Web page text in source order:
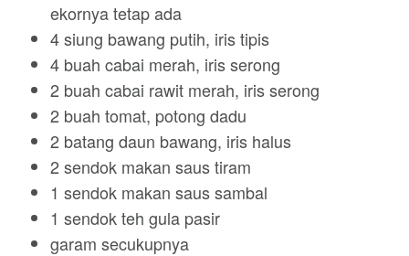
ekornya tetap ada
4 siung bawang putih, iris tipis
4 buah cabai merah, iris serong
2 buah cabai rawit merah, iris serong
2 buah tomat, potong dadu
2 batang daun bawang, iris halus
2 sendok makan saus tiram
1 sendok makan saus sambal
1 sendok teh gula pasir
garam secukupnya